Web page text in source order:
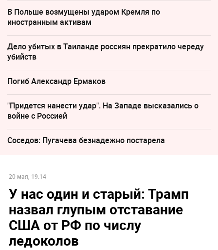
В Польше возмущены ударом Кремля по
иностранным активам
Дело убитых в Таиланде россиян прекратило череду
убийств
Погиб Александр Ермаков
"Придется нанести удар". На Западе высказались о
войне с Россией
Соседов: Пугачева безнадежно постарела
20 мая, 19:14
У нас один и старый: Трамп
назвал глупым отставание
США от РФ по числу
ледоколов